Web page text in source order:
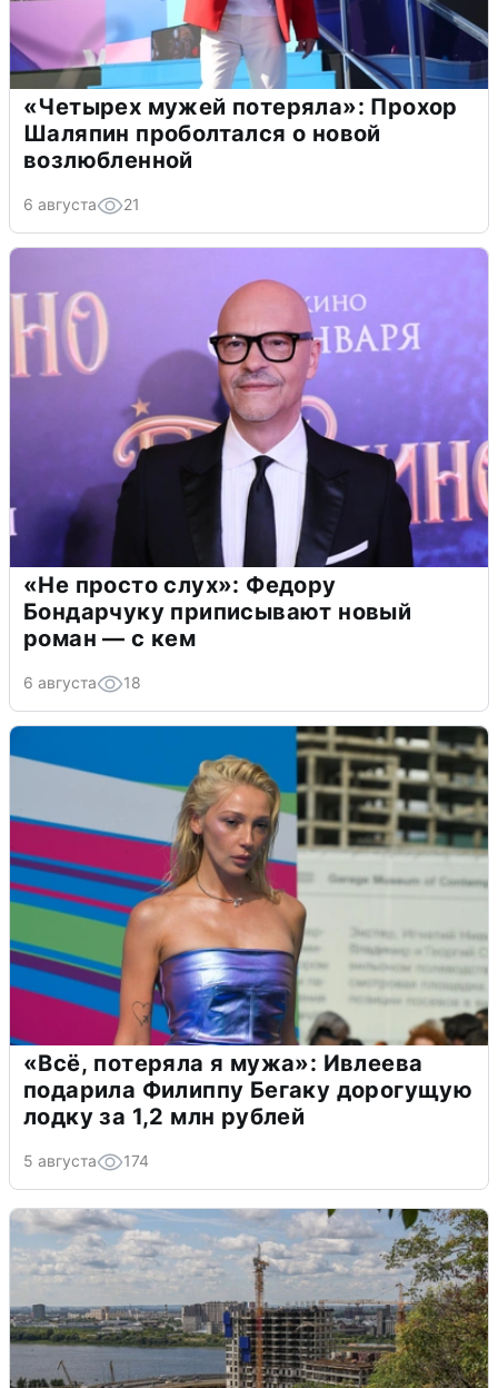
«Четырех мужей потеряла»: Прохор
Шаляпин проболтался о новой
возлюбленной
6 августа 21
«Не просто слух»: Федору
Бондарчуку приписывают новый
роман — с кем
6 августа 18
«Всё, потеряла я мужа»: Ивлеева
подарила Филиппу Бегаку дорогущую
лодку за 1,2 млн рублей
5 августа 174